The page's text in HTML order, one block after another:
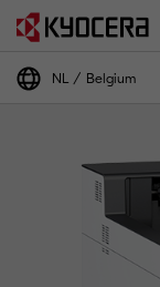
NL Belgium